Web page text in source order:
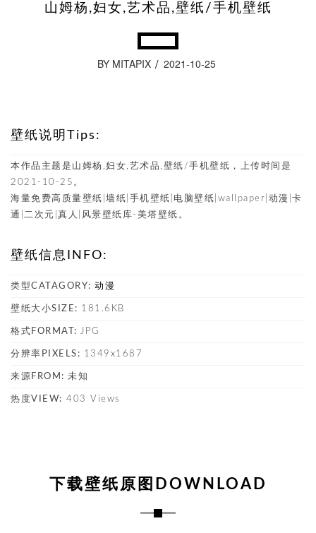
山姆杨,妇女,艺术品,壁纸/手机壁纸
BY MITAPIX 2021-10-25
壁纸说明Tips:
本作品主题是山姆杨,妇女,艺术品,壁纸/手机壁纸，上传时间是
2021-10-25。
海量免费高质量壁纸|墙纸|手机壁纸|电脑壁纸|wallpaper|动漫|卡
通|二次元|真人|风景壁纸库-美塔壁纸。
壁纸信息INFO:
类型CATAGORY: 动漫
壁纸大小SIZE: 181.6KB
格式FORMAT: JPG
分辨率PIXELS: 1349x1687
来源FROM: 未知
热度VIEW: 403 Views
下载壁纸原图DOWNLOAD